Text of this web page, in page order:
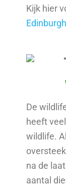
Kijk hier
De
heeft
wildlife.
na de
aantal